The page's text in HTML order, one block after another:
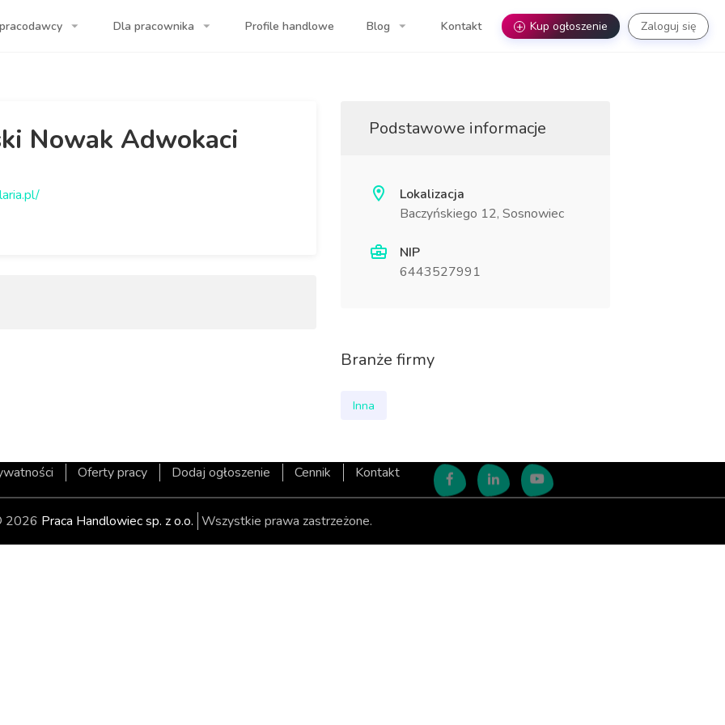
Twojej firmy! Dla pracownika Profile handlowe Blog Kontakt + Kup ogłoszenie Zaloguj się
Nowak Adwokaci Podstawowe informacje
Lokalizacja
Baczyńskiego 12, Sosnowiec
NIP
6443527991
Branże firmy
Inna
Oferty pracy Dodaj ogłoszenie Cennik Kontakt
2026 Praca Handlowiec sp. z o.o. Wszystkie prawa zastrzeżone.